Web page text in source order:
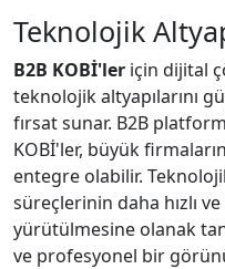
Teknolojik
B2B KOBİ'ler için dijital
teknolojik altyapılarını
fırsat sunar. B2B
KOBİ'ler, büyük
entegre olabilir.
süreçlerinin daha hızlı
yürütülmesine olanak
ve profesyonel bir